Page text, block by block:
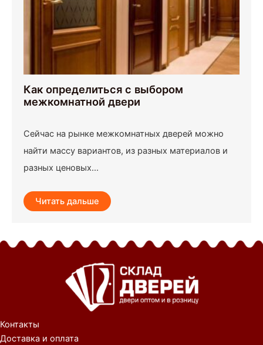
Как определиться с выбором
межкомнатной двери
Сейчас на рынке межкомнатных дверей можно
найти массу вариантов, из разных материалов и
разных ценовых...
Читать дальше
Контакты
Доставка и оплата